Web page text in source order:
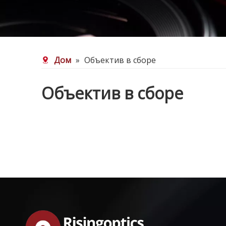
Дом » Объектив в сборе
Объектив в сборе